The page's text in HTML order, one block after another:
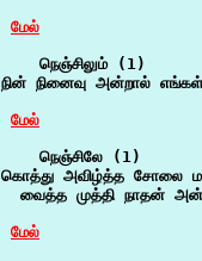
மேல்
    நெஞ்சிலும் (1)
நின் நினைவு அன்றால்
மேல்
    நெஞ்சிலே (1)
கொத்து அவிழ்த்த சோலை
வைத்த முத்தி நாதன்
மேல்